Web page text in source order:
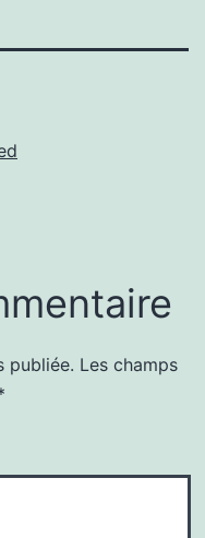
publiée. Les champs